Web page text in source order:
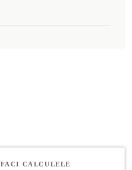
CALCULELE